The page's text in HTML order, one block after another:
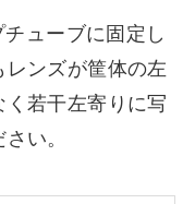
ューブに固定し
ンズが筐体の左
若干左寄りに写
い。